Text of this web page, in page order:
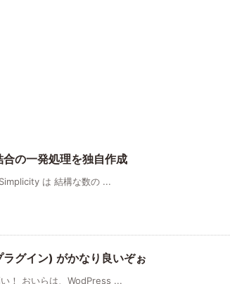
の一発処理を独自作成
は 結構な数の ...
グイン) がかなり良いぞぉ
！ おいらは、WodPress ...